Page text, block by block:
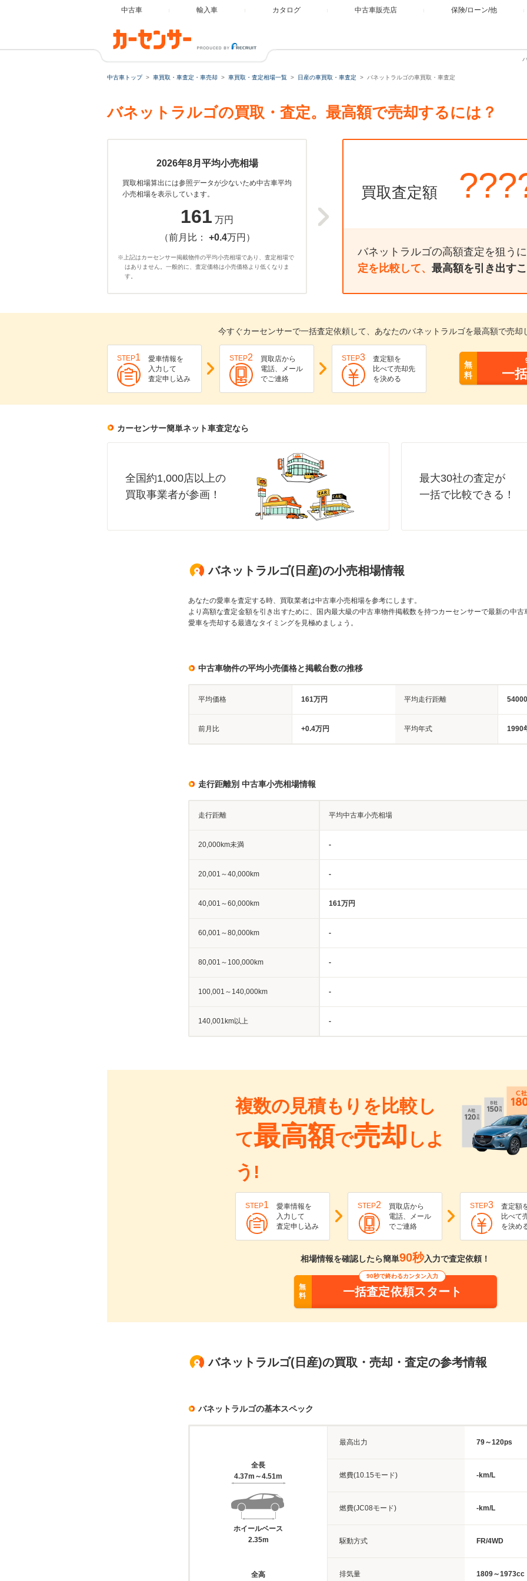
中古車 輸入車 カタログ 中古車販売店 保険/ローン/他
中古車トップ 車買取・車査定・車売却 車買取・査定相場一覧 日産の車買取・車査定 バネットラルゴの車買取・車査定
バネットラルゴの買取・査定。最高額で売却するには？
2026年8月平均小売相場
買取相場算出には参照データが少ないため中古車平均
小売相場を表示しています。
161 万円
（前月比： +0.4万円）
※上記はカーセンサー掲載物件の平均小売相場であり、査定相場で
はありません。一般的に、査定価格は小売価格より低くなりま
す。
買取査定額
バネットラルゴの高額査定を狙うに
定を比較して、 最高額を引き出す
今すぐカーセンサーで一括査定依頼して、あなたのバネットラルゴを最高額で売却
STEP1
愛車情報を
入力して
査定申し込み
STEP2
買取店から
電話、メール
でご連絡
STEP3
査定額を
比べて売却先
を決める
無
料
一
カーセンサー簡単ネット車査定なら
全国約1,000店以上の
買取事業者が参画！
最大30社の査定が
一括で比較できる！
バネットラルゴ(日産)の小売相場情報
あなたの愛車を査定する時、買取業者は中古車小売相場を参考にします。
より高額な査定金額を引き出すために、国内最大級の中古車物件掲載数を持つカーセンサーで最新の中古
愛車を売却する最適なタイミングを見極めましょう。
中古車物件の平均小売価格と掲載台数の推移
平均価格 161万円 平均走行距離
前月比 +0.4万円 平均年式 1990
走行距離別 中古車小売相場情報
走行距離 平均中古車小売相場
20,000km未満 -
20,001～40,000km -
40,001～60,000km 161万円
60,001～80,000km -
80,001～100,000km -
100,001～140,000km -
140,001km以上 -
複数の見積もりを比較し
て最高額で売却 しよ
う!
STEP1
愛車情報を
入力して
査定申し込み
STEP2
買取店から
電話、メール
でご連絡
STEP3
査定額
比べて
を決め
相場情報を確認したら簡単90秒入力で査定依頼！
無
料
90秒で終わるカンタン入力
一括査定依頼スタート
バネットラルゴ(日産)の買取・売却・査定の参考情報
バネットラルゴの基本スペック
全長
4.37m～4.51m
ホイールベース
2.35m
全高
最高出力 79～120ps
燃費(10.15モード) -km/L
燃費(JC08モード) -km/L
駆動方式 FR/4WD
排気量 1809～1973cc